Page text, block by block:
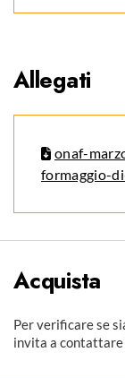
Allegati
onaf-
formaggio-
Acquista
Per verificare se
invita a